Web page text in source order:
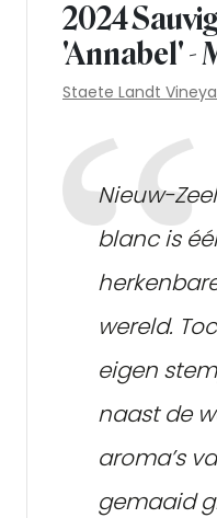
2024
'Annabel' -
Staete Landt
Nieuw-
blanc is
wereld.
eigen
naast de
aroma’s
gemaaid